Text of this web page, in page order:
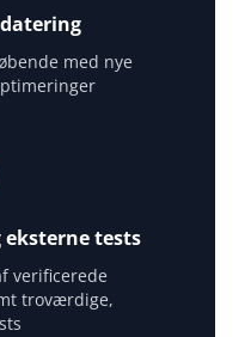
med nye
eksterne tests
verificerede
troværdige,